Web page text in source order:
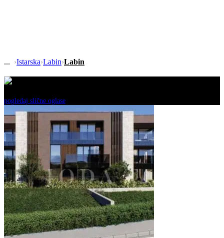
›Istarska›Labin›Labin
pogledaj slične oglase